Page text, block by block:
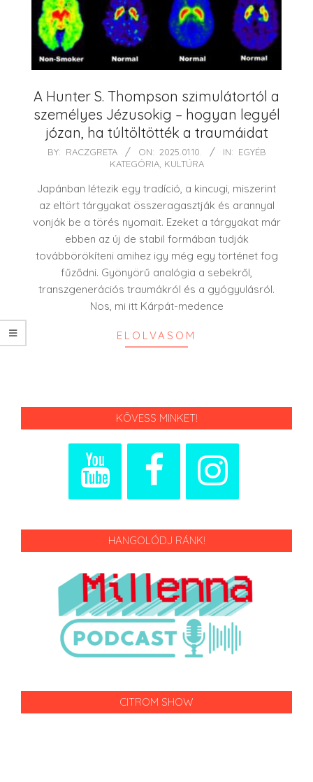
A Hunter S. Thompson szimulátortól a
személyes Jézusokig – hogyan legyél
józan, ha túltöltötték a traumáidat
2025-
BY: RACZGRETA ON: 2025.01.10. IN: EGYÉB
KATEGÓRIA, KULTÚRA
Japánban létezik egy tradíció, a kincugi, miszerint
az eltört tárgyakat összeragasztják és arannyal
vonják be a törés nyomait. Ezeket a tárgyakat már
ebben az új de stabil formában tudják
továbbörökíteni amihez igy még egy történet fog
fűződni. Gyönyörű analógia a sebekről,
transzgenerációs traumákról és a gyógyulásról.
Nos, mi itt Kárpát-medence
ELOLVASOM
KÖVESS MINKET!
HANGOLÓDJ RÁNK!
CITROM SHOW